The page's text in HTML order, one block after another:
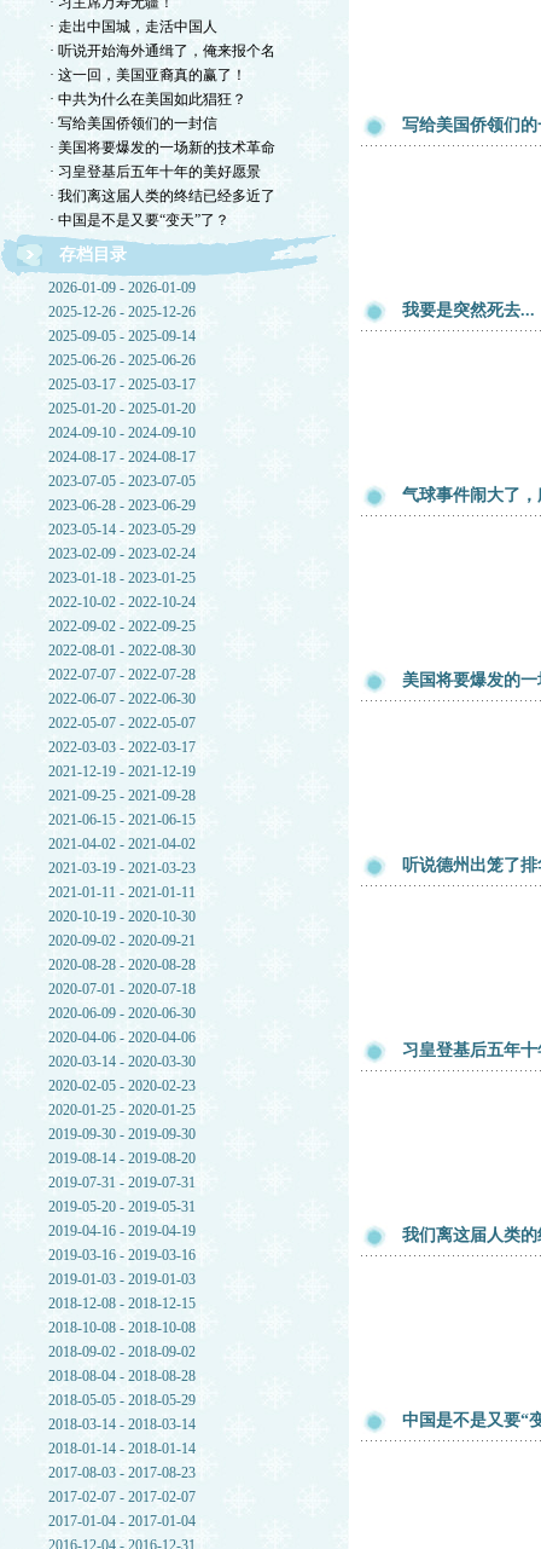
· 走出中国城，走活中国人
· 听说开始海外通缉了，俺来报个名
· 这一回，美国亚裔真的赢了！
· 中共为什么在美国如此猖狂？
· 写给美国侨领们的一封信
· 美国将要爆发的一场新的技术革命
· 习皇登基后五年十年的美好愿景
· 我们离这届人类的终结已经多近了
· 中国是不是又要“变天”了？
存档目录
2026-01-09 - 2026-01-09
2025-12-26 - 2025-12-26
2025-09-05 - 2025-09-14
2025-06-26 - 2025-06-26
2025-03-17 - 2025-03-17
2025-01-20 - 2025-01-20
2024-09-10 - 2024-09-10
2024-08-17 - 2024-08-17
2023-07-05 - 2023-07-05
2023-06-28 - 2023-06-29
2023-05-14 - 2023-05-29
2023-02-09 - 2023-02-24
2023-01-18 - 2023-01-25
2022-10-02 - 2022-10-24
2022-09-02 - 2022-09-25
2022-08-01 - 2022-08-30
2022-07-07 - 2022-07-28
2022-06-07 - 2022-06-30
2022-05-07 - 2022-05-07
2022-03-03 - 2022-03-17
2021-12-19 - 2021-12-19
2021-09-25 - 2021-09-28
2021-06-15 - 2021-06-15
2021-04-02 - 2021-04-02
2021-03-19 - 2021-03-23
2021-01-11 - 2021-01-11
2020-10-19 - 2020-10-30
2020-09-02 - 2020-09-21
2020-08-28 - 2020-08-28
2020-07-01 - 2020-07-18
2020-06-09 - 2020-06-30
2020-04-06 - 2020-04-06
2020-03-14 - 2020-03-30
2020-02-05 - 2020-02-23
2020-01-25 - 2020-01-25
2019-09-30 - 2019-09-30
2019-08-14 - 2019-08-20
2019-07-31 - 2019-07-31
2019-05-20 - 2019-05-31
2019-04-16 - 2019-04-19
2019-03-16 - 2019-03-16
2019-01-03 - 2019-01-03
2018-12-08 - 2018-12-15
2018-10-08 - 2018-10-08
2018-09-02 - 2018-09-02
2018-08-04 - 2018-08-28
2018-05-05 - 2018-05-29
2018-03-14 - 2018-03-14
2018-01-14 - 2018-01-14
2017-08-03 - 2017-08-23
2017-02-07 - 2017-02-07
2017-01-04 - 2017-01-04
2016-12-04 - 2016-12-31
写给美国侨领们
我要是突然死去...
气球事件闹大了
美国将要爆发的
听说德州出笼了
习皇登基后五年
我们离这届人类
中国是不是又要“